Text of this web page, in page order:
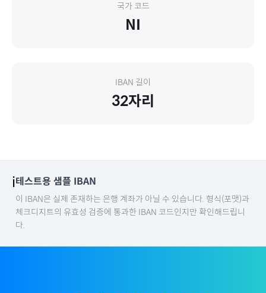
국가 코드
NI
IBAN 길이
32자리
ℹ️테스트용 샘플 IBAN
이 IBAN은 실제 존재하는 은행 계좌가 아닐 수 있습니다. 형식(포맷)과
체크디지트의 유효성 검증에 통과한 IBAN 코드인지만 확인해드립니
다.